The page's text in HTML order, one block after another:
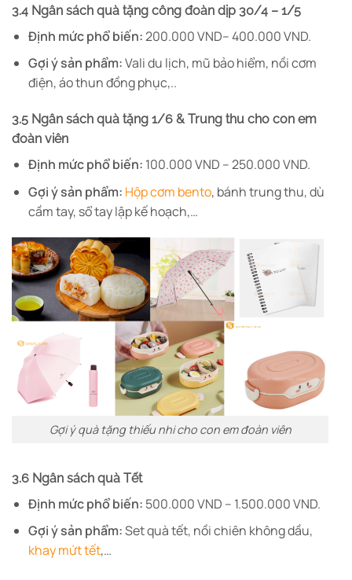
3.4 Ngân sách quà tặng công đoàn dịp 30/4 – 1/5
Định mức phổ biến:200.000 VND– 400.000 VND.
Gợi ý sản phẩm:Vali du lịch, mũ bảo hiểm, nồi cơm
điện, áo thun đồng phục,..
3.5 Ngân sách quà tặng 1/6 & Trung thu cho con em
đoàn viên
Định mức phổ biến: 100.000 VND – 250.000 VND.
Gợi ý sản phẩm: Hộp cơm bento, bánh trung thu, dù
cầm tay, sổ tay lập kế hoạch,…
Gợi ý quà tặng thiếu nhi cho con em đoàn viên
3.6 Ngân sách quà Tết
Định mức phổ biến: 500.000 VND – 1.500.000 VND.
Gợi ý sản phẩm:Set quà tết, nồi chiên không dầu,
khay mứt tết,…